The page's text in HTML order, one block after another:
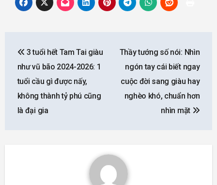
navigation
3 tuổi hết Tam Tai giàu
như vũ bão 2024-2026: 1
tuổi cầu gì được nấy,
không thành tỷ phú cũng
là đại gia
Thầy tướng số nói: Nhìn
ngón tay cái biết ngay
cuộc đời sang giàu hay
nghèo khó, chuẩn hơn
nhìn mặt